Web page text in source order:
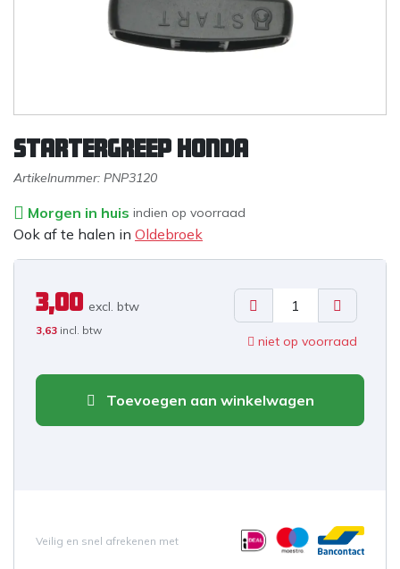
Startergreep Honda
Artikelnummer: PNP3120
Morgen in huis indien op voorraad
Ook af te halen in Oldebroek
3,00 excl. btw
3,63 incl. btw
niet op voorraad
Toevoegen aan winkelwagen
Veilig en snel afrekenen met